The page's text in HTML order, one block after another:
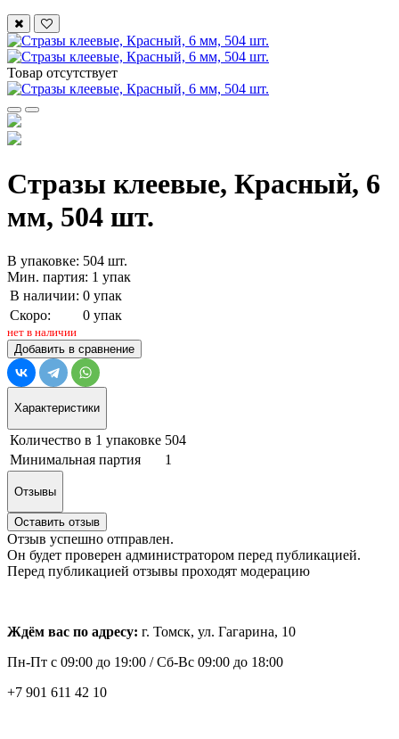
Товар отсутствует
Стразы клеевые, Красный, 6
мм, 504 шт.
В упаковке: 504 шт.
Мин. партия: 1 упак
В наличии: 0 упак
Скоро:
0 упак
нет в наличии
Добавить в сравнение
Характеристики
Количество в 1 упаковке 504
Минимальная партия
1
Отзывы
Оставить отзыв
Отзыв успешно отправлен.
Он будет проверен администратором перед публикацией.
Перед публикацией отзывы проходят модерацию
Ждём вас по адресу: г. Томск, ул. Гагарина, 10
Пн-Пт с 09:00 до 19:00 /Сб-Вс 09:00 до 18:00
+7 901 611 42 10